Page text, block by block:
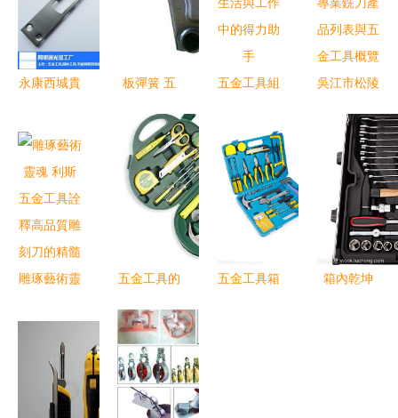
永康西城貴
專業工具拋
光與精密加
工解決方案
板彈簧 五
彈性核心與
中國黃頁網
上的商機
五金工具組
活與工作中
的得力助手
吳江市松陵
工具商行
專業銑刀產
品列表與五
金工具概覽
雕琢藝術靈
高品質雕刻
刀的精髓
五金工具的
按產品用途
劃分的七大
類別
五金工具箱
箱內乾坤